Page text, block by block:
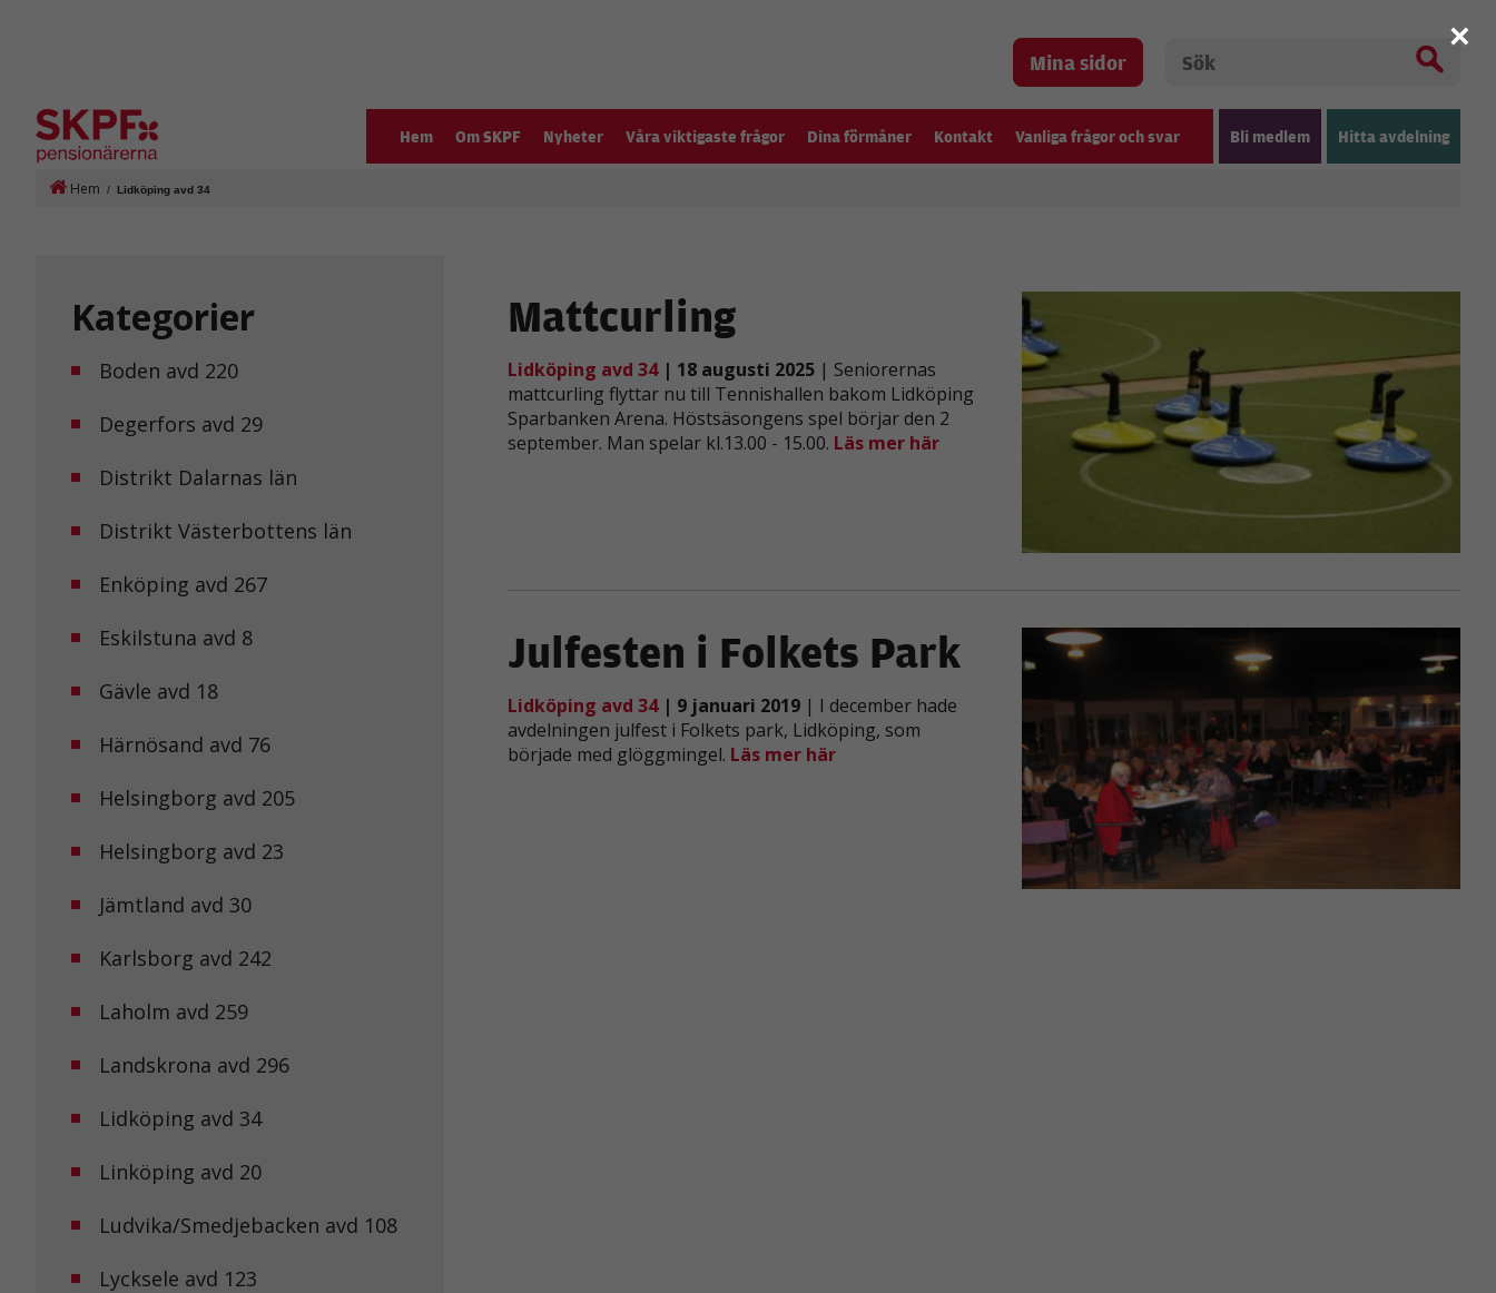
Mina sidor
Hem Om SKPF Nyheter Våra viktigaste frågor Dina förmåner Kontakt Vanliga frågor och svar Bli medlem Hitta avdelning
Hem / Lidköping avd 34
Kategorier
Boden avd 220
Degerfors avd 29
Distrikt Dalarnas län
Distrikt Västerbottens län
Enköping avd 267
Eskilstuna avd 8
Gävle avd 18
Härnösand avd 76
Helsingborg avd 205
Helsingborg avd 23
Jämtland avd 30
Karlsborg avd 242
Laholm avd 259
Landskrona avd 296
Lidköping avd 34
Linköping avd 20
Ludvika/Smedjebacken avd 108
Lycksele avd 123
Mattcurling
Lidköping avd 34 | 18 augusti 2025 | Seniorernas
mattcurling flyttar nu till Tennishallen bakom Lidköping
Sparbanken Arena. Höstsäsongens spel börjar den 2
september. Man spelar kl.13.00 - 15.00. Läs mer här
Julfesten i Folkets Park
Lidköping avd 34 | 9 januari 2019 | I december hade
avdelningen julfest i Folkets park, Lidköping, som
började med glöggmingel. Läs mer här
×